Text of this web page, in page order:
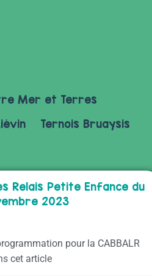
Mer et Terres
Ternois Bruaysis
Relais Petite Enfance du
2023
pour la CABBALR
cet article